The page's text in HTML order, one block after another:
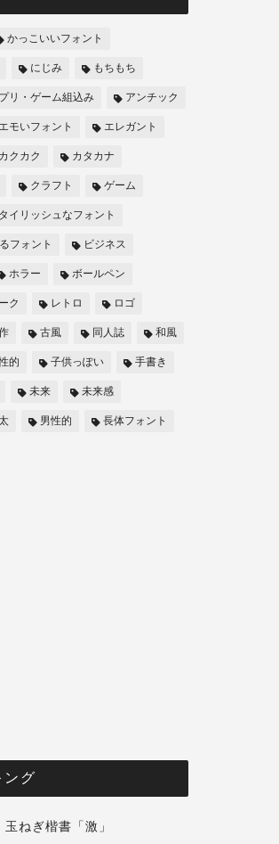
かっこいいフォント
にじみ もちもち
リ・ゲーム組込み アンチック
エモいフォント エレガント
カクカク カタカナ
クラフト ゲーム
イリッシュなフォント
フォント ビジネス
ホラー ボールペン
ク レトロ ロゴ
古風 同人誌 和風
的 子供っぽい 手書き
未来 未来感
男性的 長体フォント
ング
玉ねぎ楷書「激」